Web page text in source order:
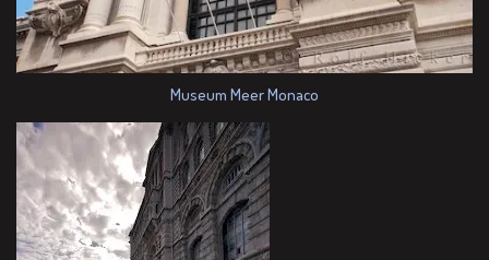
Museum Meer Monaco